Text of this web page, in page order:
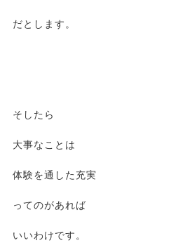
だとします。
そしたら
大事なことは
体験を通した充実
ってのがあれば
いいわけです。